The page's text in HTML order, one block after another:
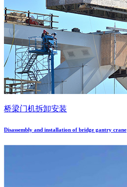
桥梁门机拆卸安装
Disassembly and installation of bridge gantry crane